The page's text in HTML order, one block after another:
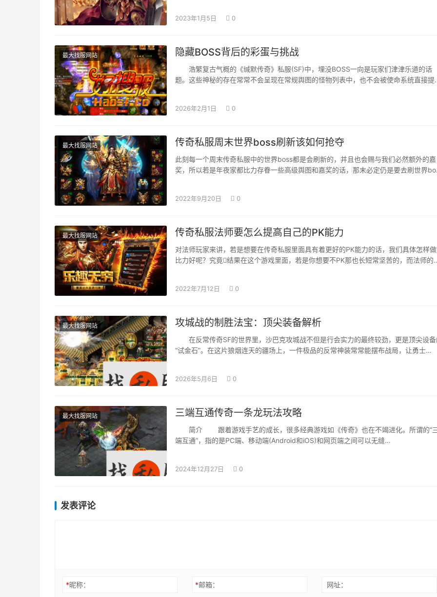
2023年1月5日 0
最大找服网站 隐藏BOSS背后的彩蛋与挑战
浩繁复古气概的《缄默传奇》私服(SF)中，埋没BOSS一向是玩家们津津乐道的话
题。这些神秘的存在常常不会呈现在常规舆图的怪物列表中，也不会被使命系统直接提
2026年2月1日 0
最大找服网站 传奇私服周末世界boss刷新该如何抢夺
此刻每一个周末传奇私服中的世界boss都是会刷新的，并且也会赐与我们必然额外的嘉
奖，所以若是年夜家都比力存眷一些高级舆图和嘉奖的话，那末必定仍是要去刷世界
2022年9月20日 0
最大找服网站 传奇私服法师要怎么提高自己的PK能力
对法师玩家来讲，若是想要在传奇私服里面具有着更好的PK能力的话，我们具体怎样
比力好呢？究竟结果在这个游戏里面，若是你想要不PK那也长短常坚苦的，而法师的
2022年7月12日 0
最大找服网站 攻城战的制胜法宝：顶尖装备解析
在反常传奇SF的世界里，沙巴克攻城战不但是行会实力的最终较劲，更是顶尖设备
“试金石”。在这片狼烟连天的疆场上，一件极品的反常神装常常能摆布战局，让勇士…
2026年5月6日 0
最大找服网站 三端互通传奇一条龙玩法攻略
简介 跟着游戏手艺的成长，很多经典游戏如《传奇》也在不竭进化。所谓的“
端互通”，指的是PC端、移动端(Android和iOS)和网页端之间可以无缝…
2024年12月27日 0
发表评论
*昵称： *邮箱： 网址：